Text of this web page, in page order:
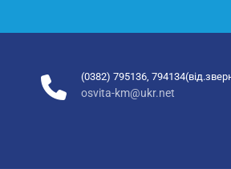
(0382) 795136,
osvita-km@ukr.net